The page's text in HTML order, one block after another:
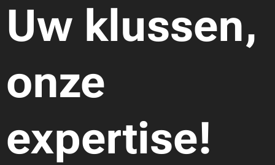
Uw klussen,
onze
expertise!